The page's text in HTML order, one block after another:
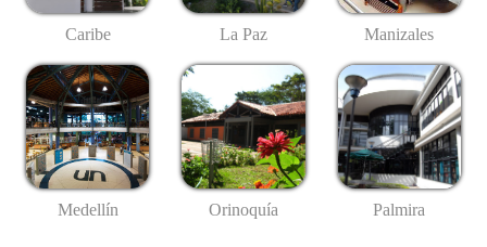
Caribe La Paz Manizales
Medellín Orinoquía Palmira